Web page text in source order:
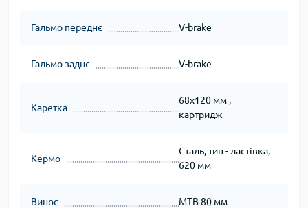
Гальмо переднє V-brake
Гальмо заднє V-brake
Каретка
68х120 мм ,
картридж
Кермо
Сталь, тип - ластівка,
620 мм
Винос МТВ 80 мм